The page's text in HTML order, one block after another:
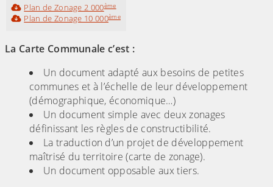
Plan de Zonage 2 000ème
Plan de Zonage 10 000ème
La Carte Communale c’est :
Un document adapté aux besoins de petites
communes et à l’échelle de leur développement
(démographique, économique…)
Un document simple avec deux zonages
définissant les règles de constructibilité.
La traduction d’un projet de développement
maîtrisé du territoire (carte de zonage).
Un document opposable aux tiers.